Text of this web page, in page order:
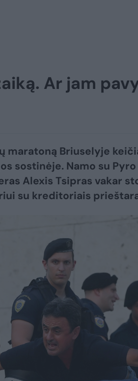
Ar jam
maratoną Briuselyje
sostinėje. Namo su
Alexis Tsipras vakar
su kreditoriais